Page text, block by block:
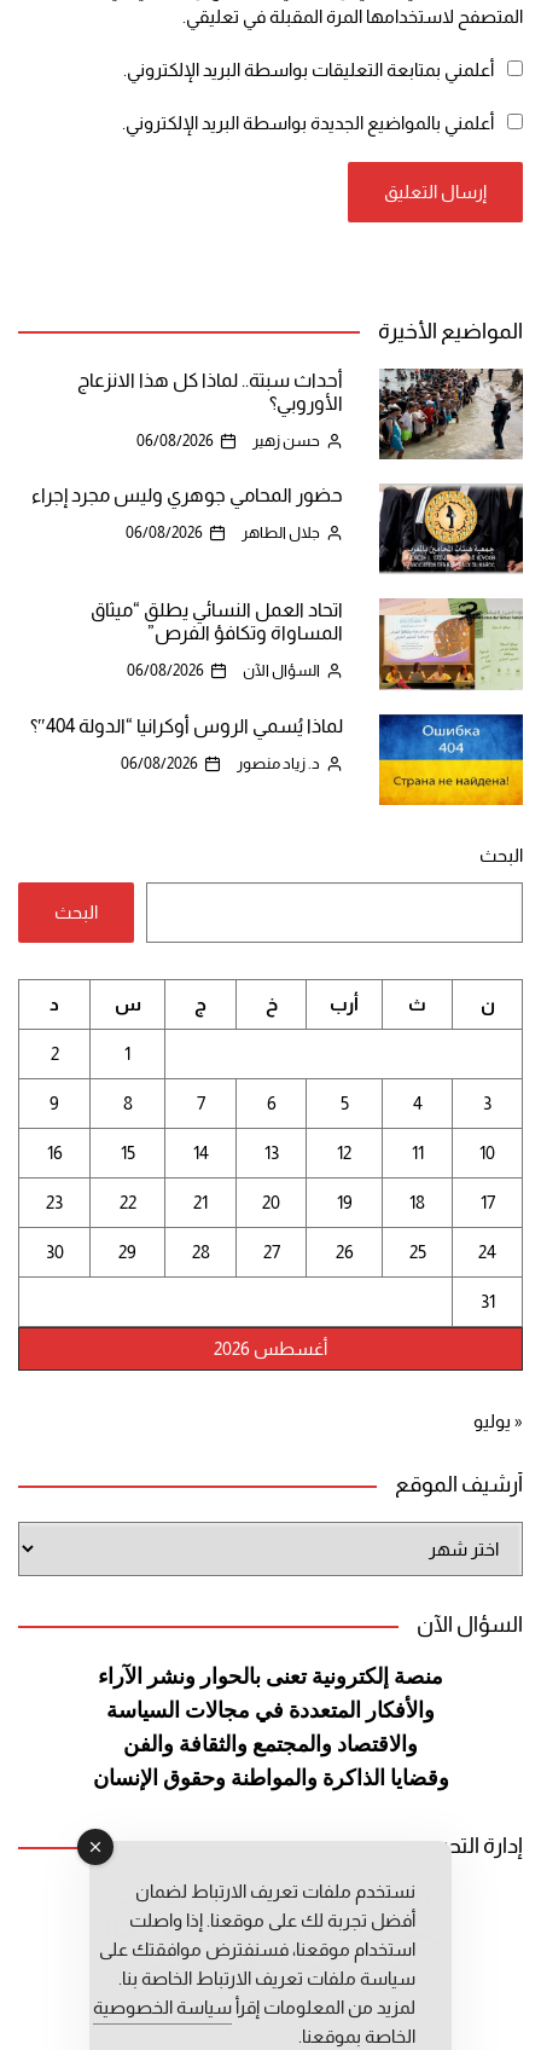
المتصفح لاستخدامها المرة المقبلة في تعليقي.
أعلمني بمتابعة التعليقات بواسطة البريد الإلكتروني.
أعلمني بالمواضيع الجديدة بواسطة البريد الإلكتروني.
المواضيع الأخيرة
أحداث سبتة.. لماذا كل هذا الانزعاج
الأوروبي؟
حسن زهير 06/08/2026
حضور المحامي جوهري وليس مجرد إجراء
جلال الطاهر 06/08/2026
اتحاد العمل النسائي يطلق “ميثاق
المساواة وتكافؤ الفرص”
السؤال الآن 06/08/2026
لماذا يُسمي الروس أوكرانيا “الدولة 404″؟
د. زياد منصور 06/08/2026
البحث
البحث
أغسطس 2026
ن ث أرب خ ج س د
1
2
3
4
5
6
7
8
9
10
11
12
13
14
15
16
17
18
19
20
21
22
23
24
25
26
27
28
29
30
31
« يوليو
أرشيف الموقع
الموقع
السؤال الآن
منصة إلكترونية تعنى بالحوار ونشر الآراء
والأفكار المتعددة في مجالات السياسة
والاقتصاد والمجتمع والثقافة والفن
وقضايا الذاكرة والمواطنة وحقوق الإنسان
إدارة التحرير
رئيس التحرير: عبد الرحيم التوراني
رئيس التحرير المساعد: المعطي قبال
مديرة التحرير: فاطمة حوحو
نستخدم ملفات تعريف الارتباط لضمان
أفضل تجربة لك على موقعنا. إذا واصلت
استخدام موقعنا، فسنفترض موافقتك على
سياسة ملفات تعريف الارتباط الخاصة بنا.
لمزيد من المعلومات إقرأ سياسة الخصوصية
الخاصة بموقعنا.